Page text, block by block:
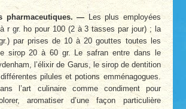
pharmaceutiques. —Les plus employées
r gr. ho pour 100 (2 à 3 tasses par jour) ; la
par prises de 10 à 20 gouttes toutes les
sirop 20 à 60 gr. Le safran entre dans le
l’élixir de Garus, le sirop de dentition
pilules et potions emménagogues.
l’art culinaire comme condiment pour
aromatiser d’une façon particulière